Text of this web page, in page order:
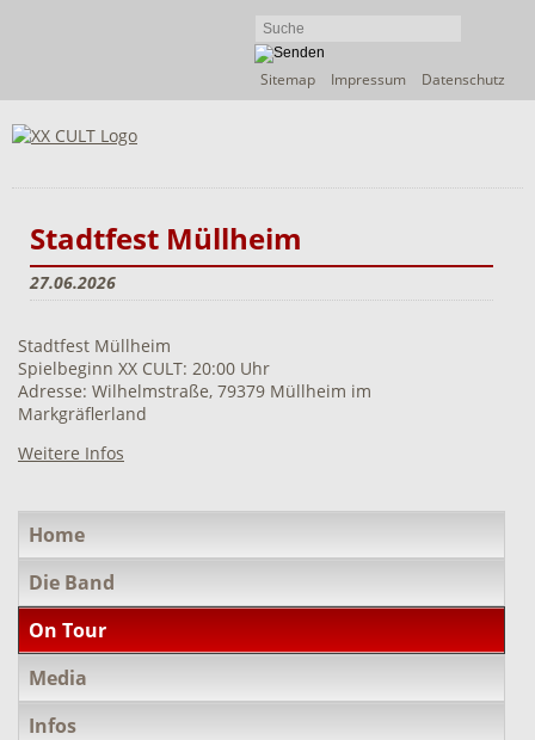
Navigation
Sitemap Impressum Datenschutz
Stadtfest Müllheim
27.06.2026
Stadtfest Müllheim
Spielbeginn XX CULT: 20:00 Uhr
Adresse: Wilhelmstraße, 79379 Müllheim im
Markgräflerland
Weitere Infos
überspringen
Home
Die Band
On Tour
Media
Infos